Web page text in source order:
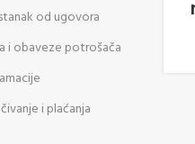
od ugovora
i obaveze potrošača
i plaćanja